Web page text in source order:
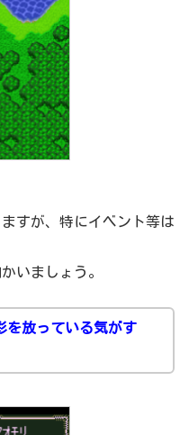
すが、特にイベント等は
いましょう。
を放っている気がす